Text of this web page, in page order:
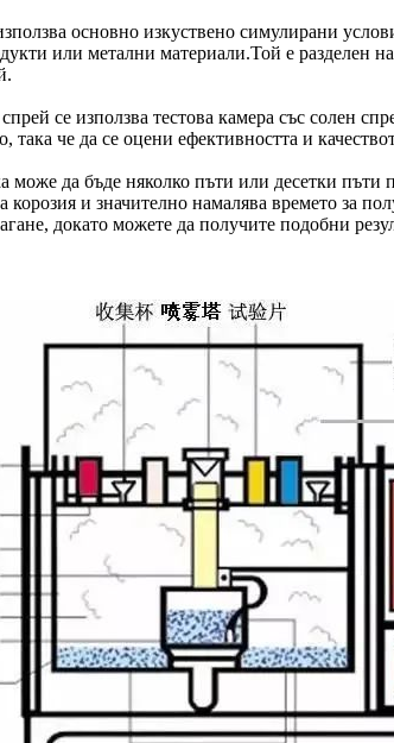
основно изкуствено симулирани
или метални материали.Той е разделен
се използва тестова камера със солен
че да се оцени ефективността и
да бъде няколко пъти или десетки пъти
корозия и значително намалява времето за
докато можете да получите подобни